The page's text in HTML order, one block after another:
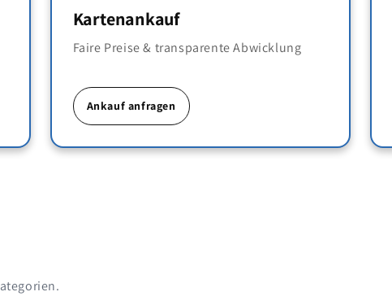
Kartenankauf
Faire Preise & transparente Abwicklung
Ankauf anfragen